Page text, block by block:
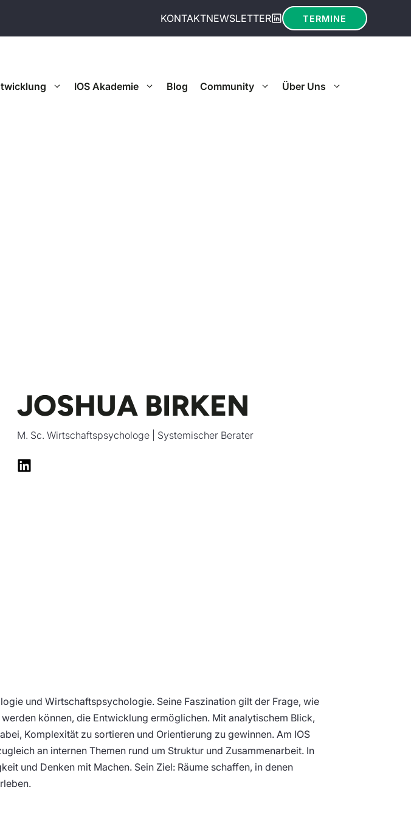
KONTAKTNEWSLETTER TERMINE
IOS Akademie Blog Community Über Uns
JOSHUA BIRKEN
M. Sc. Wirtschaftspsychologe | Systemischer Berater
und Wirtschaftspsychologie. Seine Faszination gilt der Frage, wie
können, die Entwicklung ermöglichen. Mit analytischem Blick,
Komplexität zu sortieren und Orientierung zu gewinnen. Am IOS
an internen Themen rund um Struktur und Zusammenarbeit. In
und Denken mit Machen. Sein Ziel: Räume schaffen, in denen